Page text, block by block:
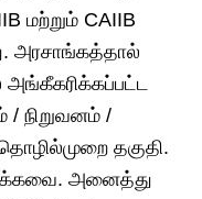
மற்றும் CAIIB
அரசாங்கத்தால்
நிறுவனம் /
தகுதி.
அனைத்து